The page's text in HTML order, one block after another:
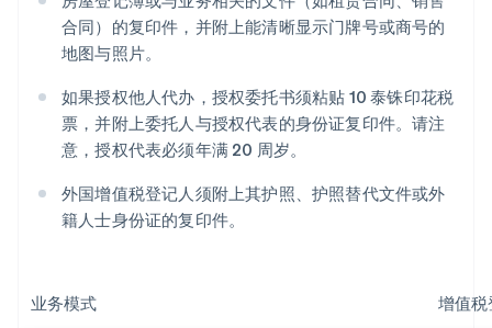
合同）的复印件，并附上能清晰显示门牌号或商号的
地图与照片。
如果授权他人代办，授权委托书须粘贴 10 泰铢印花税
票，并附上委托人与授权代表的身份证复印件。请注
意，授权代表必须年满 20 周岁。
外国增值税登记人须附上其护照、护照替代文件或外
籍人士身份证的复印件。
业务模式 增值